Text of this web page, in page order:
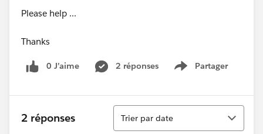
Please help ...
Thanks
0 J’aime 2 réponses Partager
Show menu
2 réponses
Tri
Trier par date